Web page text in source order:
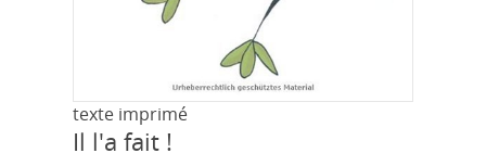
texte imprimé
Il l'a fait !